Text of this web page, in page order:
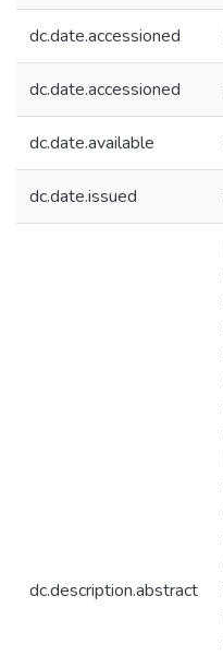
dc.date.accessioned
dc.date.accessioned
dc.date.available
dc.date.issued
dc.description.abstract